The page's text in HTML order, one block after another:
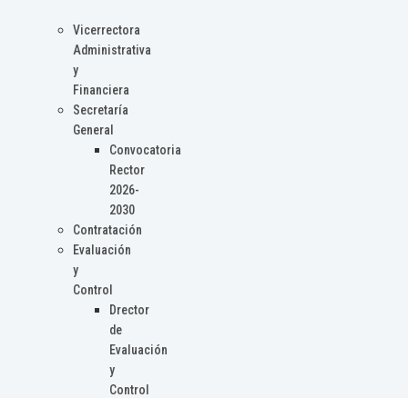
Vicerrectora
Administrativa
y
Financiera
Secretaría
General
Convocatoria
Rector
2026-
2030
Contratación
Evaluación
y
Control
Drector
de
Evaluación
y
Control